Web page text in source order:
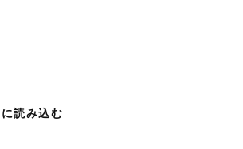
読み込む